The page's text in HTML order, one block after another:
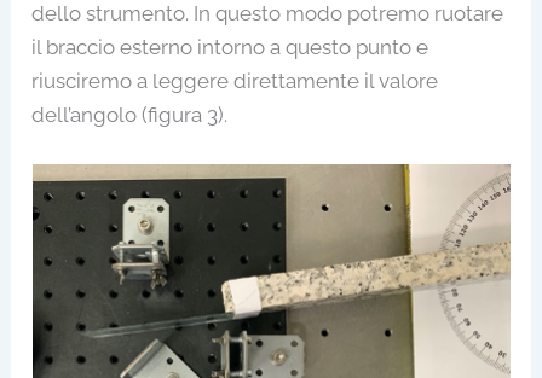
dello strumento. In questo modo potremo ruotare
il braccio esterno intorno a questo punto e
riusciremo a leggere direttamente il valore
dell’angolo (figura 3).